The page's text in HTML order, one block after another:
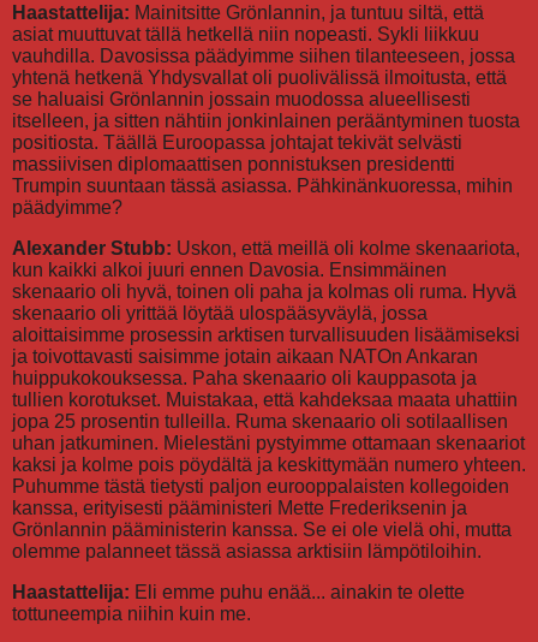
Haastattelija: Mainitsitte Grönlannin, ja tuntuu siltä, että
asiat muuttuvat tällä hetkellä niin nopeasti. Sykli liikkuu
vauhdilla. Davosissa päädyimme siihen tilanteeseen, jossa
yhtenä hetkenä Yhdysvallat oli puolivälissä ilmoitusta, että
se haluaisi Grönlannin jossain muodossa alueellisesti
itselleen, ja sitten nähtiin jonkinlainen perääntyminen tuosta
positiosta. Täällä Euroopassa johtajat tekivät selvästi
massiivisen diplomaattisen ponnistuksen presidentti
Trumpin suuntaan tässä asiassa. Pähkinänkuoressa, mihin
päädyimme?
Alexander Stubb: Uskon, että meillä oli kolme skenaariota,
kun kaikki alkoi juuri ennen Davosia. Ensimmäinen
skenaario oli hyvä, toinen oli paha ja kolmas oli ruma. Hyvä
skenaario oli yrittää löytää ulospääsyväylä, jossa
aloittaisimme prosessin arktisen turvallisuuden lisäämiseksi
ja toivottavasti saisimme jotain aikaan NATOn Ankaran
huippukokouksessa. Paha skenaario oli kauppasota ja
tullien korotukset. Muistakaa, että kahdeksaa maata uhattiin
jopa 25 prosentin tulleilla. Ruma skenaario oli sotilaallisen
uhan jatkuminen. Mielestäni pystyimme ottamaan skenaariot
kaksi ja kolme pois pöydältä ja keskittymään numero yhteen.
Puhumme tästä tietysti paljon eurooppalaisten kollegoiden
kanssa, erityisesti pääministeri Mette Frederiksenin ja
Grönlannin pääministerin kanssa. Se ei ole vielä ohi, mutta
olemme palanneet tässä asiassa arktisiin lämpötiloihin.
Haastattelija: Eli emme puhu enää... ainakin te olette
tottuneempia niihin kuin me.